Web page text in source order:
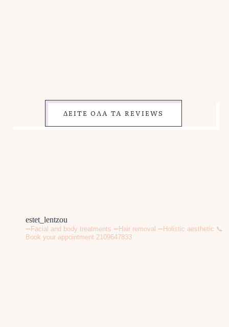
ΔΕΙΤΕ ΟΛΑ ΤΑ REVIEWS
estet_lentzou
➖Facial and body treatments ➖Hair removal ➖Holistic aesthetic 📞
Book your appointment 2109647833